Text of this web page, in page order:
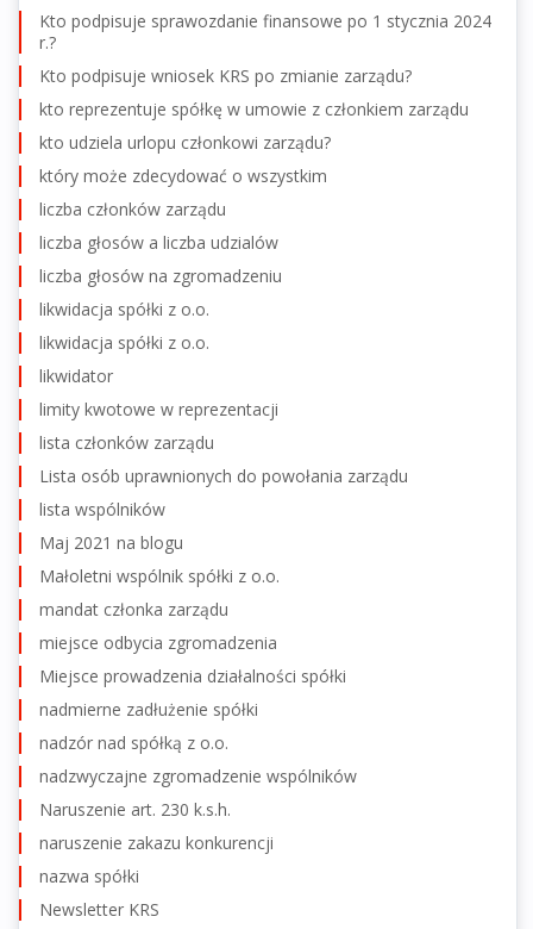
Kto podpisuje sprawozdanie finansowe po 1 stycznia 2024
r.?
Kto podpisuje wniosek KRS po zmianie zarządu?
kto reprezentuje spółkę w umowie z członkiem zarządu
kto udziela urlopu członkowi zarządu?
który może zdecydować o wszystkim
liczba członków zarządu
liczba głosów a liczba udzialów
liczba głosów na zgromadzeniu
likwidacja spółki z o.o.
likwidacja spółki z o.o.
likwidator
limity kwotowe w reprezentacji
lista członków zarządu
Lista osób uprawnionych do powołania zarządu
lista wspólników
Maj 2021 na blogu
Małoletni wspólnik spółki z o.o.
mandat członka zarządu
miejsce odbycia zgromadzenia
Miejsce prowadzenia działalności spółki
nadmierne zadłużenie spółki
nadzór nad spółką z o.o.
nadzwyczajne zgromadzenie wspólników
Naruszenie art. 230 k.s.h.
naruszenie zakazu konkurencji
nazwa spółki
Newsletter KRS